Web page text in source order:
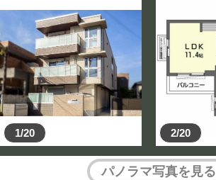
1/20 2/20
パノラマ写真を見る